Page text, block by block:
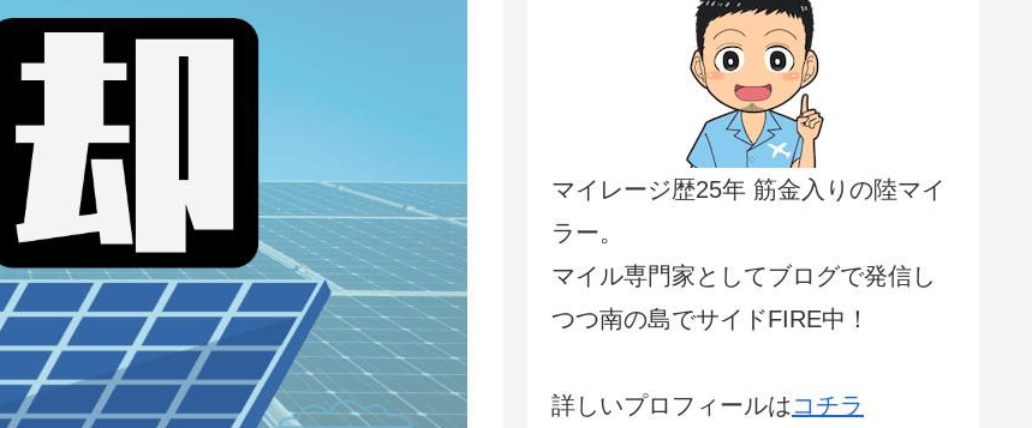
マイレージ歴25年 筋金入りの陸マイ
ラー。
マイル専門家としてブログで発信し
つつ南の島でサイドFIRE中！
詳しいプロフィールは コチラ